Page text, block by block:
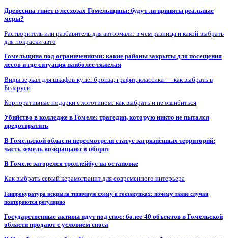
Древесина гниет в лесхозах Гомельщины: будут ли приняты реальные
меры?
Растворитель или разбавитель для автоэмали: в чем разница и какой выбрать
для покраски авто
Гомельщина под ограничениями: какие районы закрыты для посещения
лесов и где ситуация наиболее тяжелая
Виды зеркал для шкафов-купе: бронза, графит, классика — как выбрать в
Беларуси
Корпоративные подарки с логотипом: как выбрать и не ошибиться
Убийство в колледже в Гомеле: трагедия, которую никто не пытался
предотвратить
В Гомельской области пересмотрели статус загрязнённых территорий:
часть земель возвращают в оборот
В Гомеле загорелся троллейбус на остановке
Как выбрать серый керамогранит для современного интерьера
Генпрокуратура вскрыла типичную схему в госзакупках: почему такие случаи
повторяются регулярно
Государственные активы идут под снос: более 40 объектов в Гомельской
области продают с условием сноса